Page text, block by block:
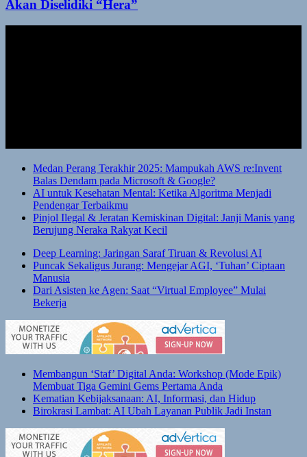
Akan Diselidiki “Hera”
Medan Perang Terakhir 2025: Mampukah AWS re:Invent
Balas Dendam pada Microsoft & Google?
AI untuk Kesehatan Mental: Ketika Algoritma Menjadi
Pendengar Terbaikmu
Pinjol Ilegal & Jeratan Kemiskinan Digital: Janji Manis yang
Berujung Neraka Rakyat Kecil
Deep Learning: Jaringan Saraf Tiruan & Revolusi AI
Puncak Sekaligus Jurang: Mengejar AGI, ‘Tuhan’ Ciptaan
Manusia
Dari Asisten ke Agen: Saat “Virtual Employee” Mulai
Bekerja
Membangun ‘Staf’ Digital Anda: Workshop (Mode Epik)
Membuat Tiga Gemini Gems Pertama Anda
Kematian Kebijaksanaan: AI, Informasi, dan Hidup
Birokrasi Lambat: AI Ubah Layanan Publik Jadi Instan